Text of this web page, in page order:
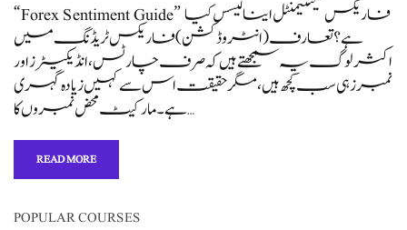
“Forex Sentiment Guide” فاریکس سینٹیمنٹل اینالیسس کیا
ہے؟ تعارف (انٹروڈکشن) فاریکس ٹریڈنگ میں
اکثر لوگ یہ سمجھتے ہیں کہ صرف چارٹس، انڈیکیٹرز اور
نمبرز ہی سب کچھ ہیں، مگر حقیقت اس سے کہیں زیادہ گہری
ہے۔ مارکیٹ محض نمبروں کا …
READ MORE
POPULAR COURSES